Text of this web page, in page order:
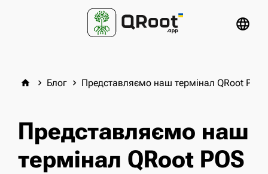
language
home keyboard_arrow_right Блог keyboard_arrow_right Представляємо наш термінал QRoot POS
Представляємо наш
термінал QRoot POS